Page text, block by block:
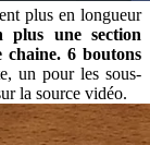
plus en longueur
plus une section
6 boutons
un pour les sous-
la source vidéo.